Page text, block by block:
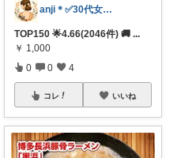
anji＊✅30代女性売上ランキング🏆
TOP150 🌟4.66(2046件) 🚚 ...
￥ 1,000
0 0 4
コレ いいね